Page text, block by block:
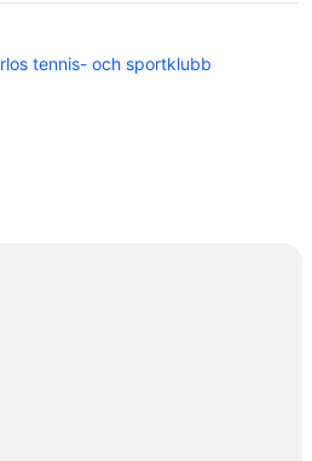
tennis- och sportklubb